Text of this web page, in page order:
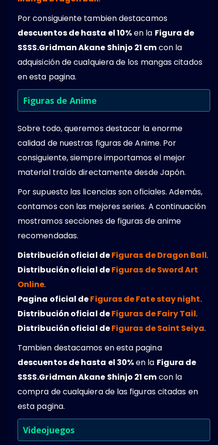
Por consiguiente tambien destacamos
descuentos de hasta el 10%en la Figura de
SSSS.Gridman Akane Shinjo 21 cmcon la
adquisición de cualquiera de los mangas citados
en esta pagina.
Figuras de Anime
Sobre todo, queremos destacar la enorme
calidad de nuestras figuras de Anime. Por
consiguiente, siempre importamos el mejor
material traído directamente desde Japón.
Por supuesto las licencias son oficiales. Además,
contamos con las mejores series. A continuación
mostramos secciones de figuras de anime
recomendadas.
Distribución oficial deFiguras de Dragon Ball.
Distribución oficial deFiguras de Sword Art
Online.
Pagina oficial deFiguras de Fate stay night.
Distribución oficial deFiguras de Fairy Tail.
Distribución oficial deFiguras de Saint Seiya.
Tambien destacamos en esta pagina
descuentos de hasta el 30%en la Figura de
SSSS.Gridman Akane Shinjo 21 cmcon la
compra de cualquiera de las figuras citadas en
esta pagina.
Videojuegos